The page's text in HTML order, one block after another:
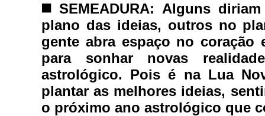
◼️ SEMEADURA: Alguns
plano das ideias, outros no
gente abra espaço no coração
para sonhar novas
astrológico. Pois é na Lua
plantar as melhores ideias,
o próximo ano astrológico que